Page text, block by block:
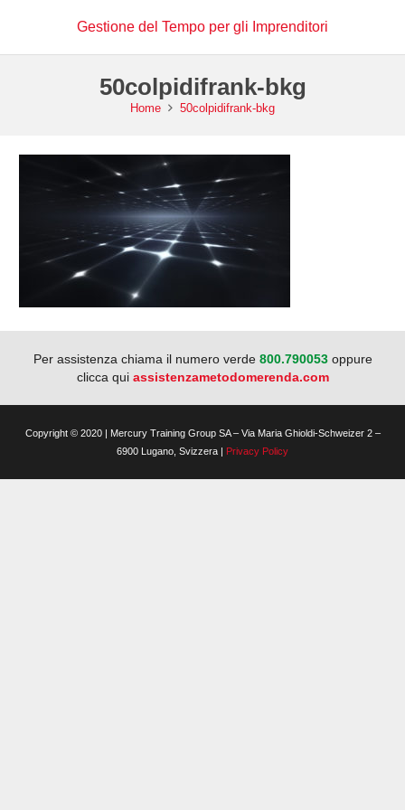
Gestione del Tempo per gli Imprenditori
50colpidifrank-bkg
Home 50colpidifrank-bkg
Per assistenza chiama il numero verde 800.790053 oppure
clicca qui assistenzametodomerenda.com
Copyright © 2020 | Mercury Training Group SA – Via Maria Ghioldi-Schweizer 2 –
6900 Lugano, Svizzera | Privacy Policy